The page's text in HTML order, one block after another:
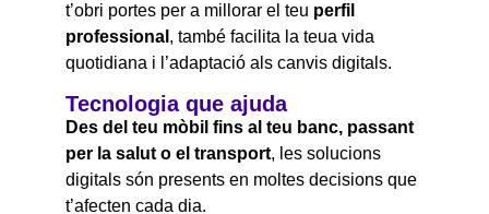
t’obri portes per a millorar el teu perfil
professional , també facilita la teua vida
quotidiana i l’adaptació als canvis digitals.
Tecnologia que ajuda
Des del teu mòbil fins al teu banc, passant
per la salut o el transport, les solucions
digitals són presents en moltes decisions que
t’afecten cada dia.